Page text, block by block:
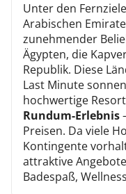
Unter den
Arabischen
zunehmender
Ägypten, die
Republik. Diese
Last Minute
hochwertige
Rundum-Erlebnis
Preisen. Da viele
Kontingente
attraktive
Badespaß,